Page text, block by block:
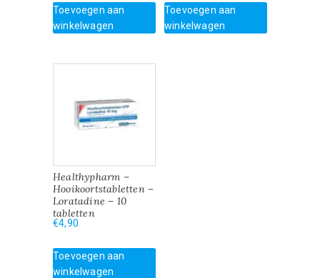
Toevoegen aan
winkelwagen
Toevoegen aan
winkelwagen
Healthypharm –
Hooikoortstabletten –
Loratadine – 10
tabletten
€4,90
Toevoegen aan
winkelwagen